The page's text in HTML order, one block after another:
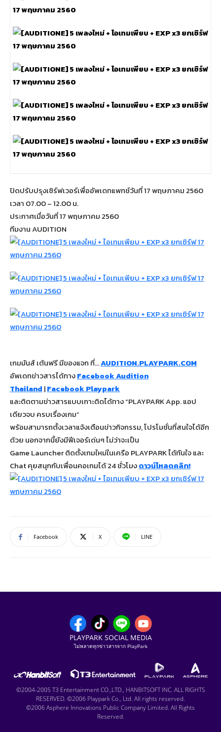
ปิดปรับปรุงเซิร์ฟเวอร์เพื่ออัพเดทแพทช์วันที่ 17 พฤษภาคม 2560
เวลา 07.00 – 12.00 น.
ประกาศเมื่อวันที่ 17 พฤษภาคม 2560
ทีมงาน AUDITION
เกมมันส์ เต้นฟรี มีของแจก ที่…AUDITION.PLAYPARK.COM
อัพเดทข่าวสารได้ทางFacebook Audition
Thailand |Facebook Playpark
และติดตามข่าวสารแบบเกาะติดได้ทาง “PLAYPARK App. แอป
เดียวจบ ครบเรื่องเกม”
พร้อมสามารถตั้งเวลาแจ้งเตือนข่าวกิจกรรม, โปรโมชั่นที่สนใจได้อีก
ด้วย นอกจากนี้ยังมีฟีเจอร์เด่นๆ ไม่ว่าจะเป็น
Game Launcher ติดตั้งเกมใหม่ในเครือ PLAYPARK ได้ทันใจ และ
Chat คุยสนุกกับเพื่อนคอเกมได้ 24 ชั่วโมงดาวน์โหลดคลิก!
Facebook X LINE
PLAYPARK SOCIAL MEDIA
ไม่พลาดทุกข่าวสารจาก PlayPark
©2004-2005 T3 Entertainment CO.,LTD., HANBITSOFT INC. ALL RIGHTS
RESERVED. ©2006 Playpark Co., Ltd. All rights reserved.
©2006 Asphere Innovations Public Company Limited. All Rights
Reserved.